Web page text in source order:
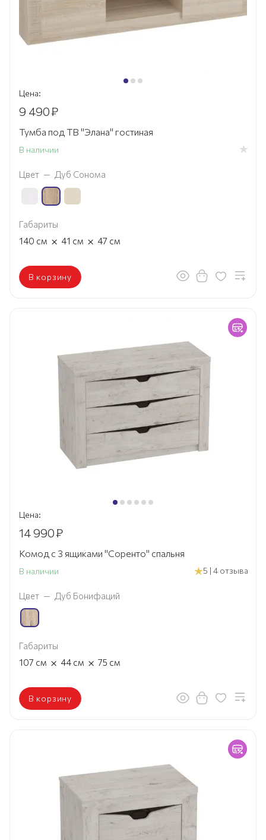
Цена:
9 490₽
Тумба под ТВ "Элана" гостиная
В наличии
Цвет — Дуб Сонома
Габариты
140 см × 41 см × 47 см
В корзину
Цена:
14 990₽
Комод с 3 ящиками "Соренто" спальня
В наличии 5 | 4 отзыва
Цвет — Дуб Бонифаций
Габариты
107 см × 44 см × 75 см
В корзину